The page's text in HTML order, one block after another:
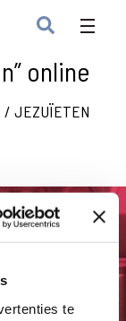
te
online
/ JEZUÏETEN